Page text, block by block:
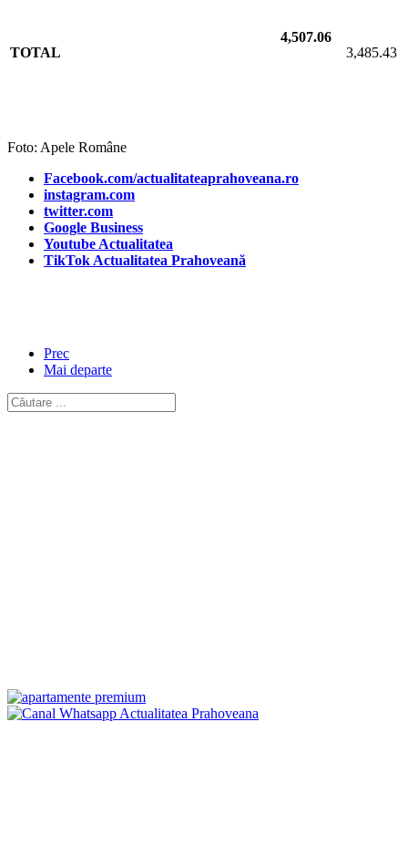
TOTAL
4,507.06
3,485.43
Foto: Apele Române
Facebook.com/actualitateaprahoveana.ro
instagram.com
twitter.com
Google Business
Youtube Actualitatea
TikTok Actualitatea Prahoveană
Prec
Mai departe